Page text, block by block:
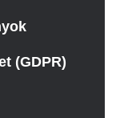
(GDPR)